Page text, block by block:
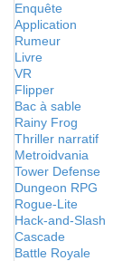
Enquête
Application
Rumeur
Livre
VR
Flipper
Bac à sable
Rainy Frog
Thriller narratif
Metroidvania
Tower Defense
Dungeon RPG
Rogue-Lite
Hack-and-Slash
Cascade
Battle Royale